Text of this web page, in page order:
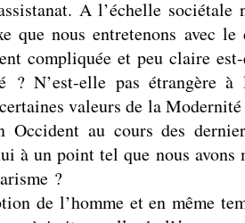
A l’échelle sociétale
que nous entretenons avec
compliquée et peu claire
? N’est-elle pas étrangère à
valeurs de la Modernité
Occident au cours des
à un point tel que nous avons
?
de l’homme et en même